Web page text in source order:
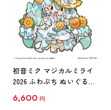
初音ミク マジカルミライ
2026 ふわぷち ぬいぐるみ
6,600 円